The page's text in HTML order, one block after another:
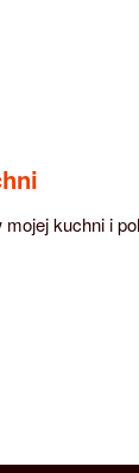
kuchni i